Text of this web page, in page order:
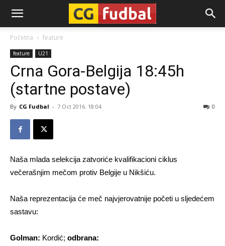
CG-
Fudbal
Početna feature
feature U21
Crna Gora-Belgija 18:45h
(startne postave)
By CG Fudbal - 7 Oct 2016. 18:04 0
Naša mlada selekcija zatvoriće kvalifikacioni ciklus
večerašnjim mečom protiv Belgije u Nikšiću.
Naša reprezentacija će meč najvjerovatnije početi u sljedećem
sastavu:
Golman: Kordić; odbrana: